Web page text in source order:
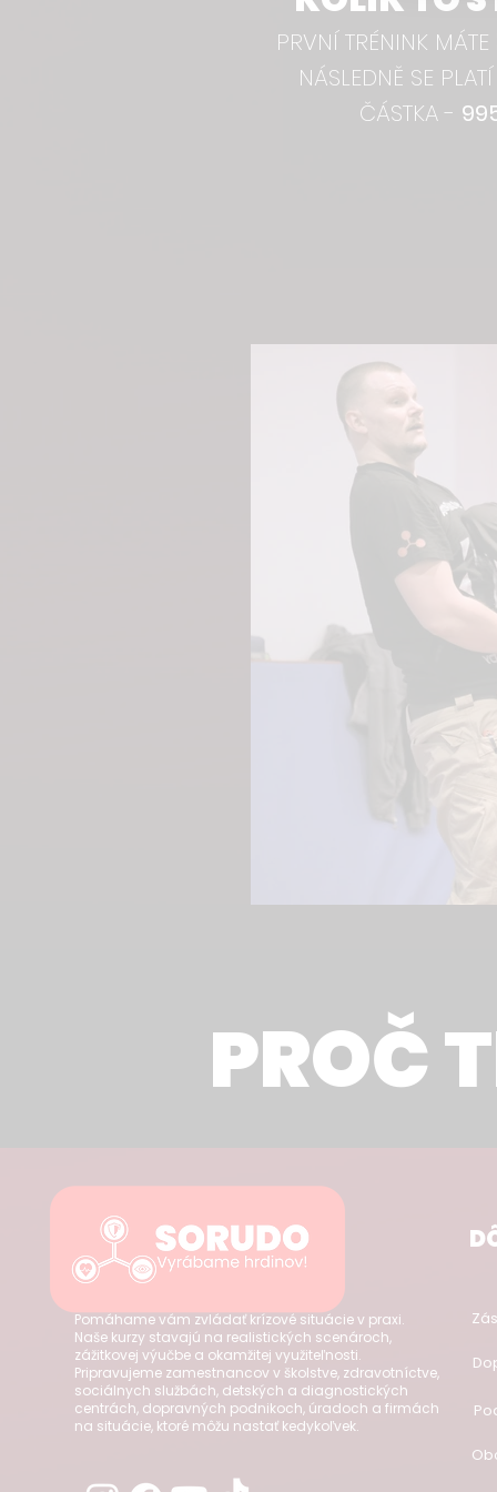
PRVNÍ TRÉNINK MÁTE
NÁSLEDNĚ SE
ČÁSTKA -
PROČ
Pomáhame vám zvládať krízové situácie v praxi.
Naše kurzy stavajú na realistických scenároch,
zážitkovej výučbe a okamžitej využiteľnosti.
Pripravujeme zamestnancov v školstve, zdravotníctve,
sociálnych službách, detských a diagnostických
centrách, dopravných podnikoch, úradoch a firmách
na situácie, ktoré môžu nastať kedykoľvek.